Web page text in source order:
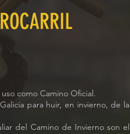
como Camino Oficial.
para huir, en invierno, de la
del Camino de Invierno son el